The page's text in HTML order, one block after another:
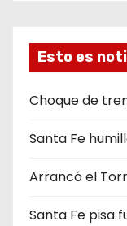
o
r
a
Esto es
Choque de
Santa Fe
Arrancó el
Santa Fe pisa